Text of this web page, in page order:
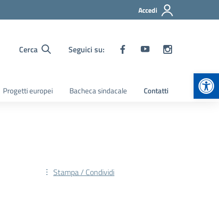
Accedi
Cerca Seguici su:
Progetti europei Bacheca sindacale Contatti
Stampa / Condividi